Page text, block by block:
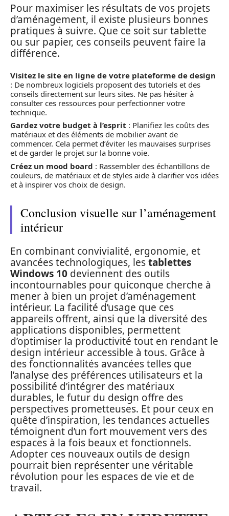
Pour maximiser les résultats de vos projets
d’aménagement, il existe plusieurs bonnes
pratiques à suivre. Que ce soit sur tablette
ou sur papier, ces conseils peuvent faire la
différence.
Visitez le site en ligne de votre plateforme de design
: De nombreux logiciels proposent des tutoriels et des
conseils directement sur leurs sites. Ne pas hésiter à
consulter ces ressources pour perfectionner votre
technique.
Gardez votre budget à l’esprit : Planifiez les coûts des
matériaux et des éléments de mobilier avant de
commencer. Cela permet d’éviter les mauvaises surprises
et de garder le projet sur la bonne voie.
Créez un mood board : Rassembler des échantillons de
couleurs, de matériaux et de styles aide à clarifier vos idées
et à inspirer vos choix de design.
Conclusion visuelle sur l’aménagement
intérieur
En combinant convivialité, ergonomie, et
avancées technologiques, lestablettes
Windows 10 deviennent des outils
incontournables pour quiconque cherche à
mener à bien un projet d’aménagement
intérieur. La facilité d’usage que ces
appareils offrent, ainsi que la diversité des
applications disponibles, permettent
d’optimiser la productivité tout en rendant le
design intérieur accessible à tous. Grâce à
des fonctionnalités avancées telles que
l’analyse des préférences utilisateurs et la
possibilité d’intégrer des matériaux
durables, le futur du design offre des
perspectives prometteuses. Et pour ceux en
quête d’inspiration, les tendances actuelles
témoignent d’un fort mouvement vers des
espaces à la fois beaux et fonctionnels.
Adopter ces nouveaux outils de design
pourrait bien représenter une véritable
révolution pour les espaces de vie et de
travail.